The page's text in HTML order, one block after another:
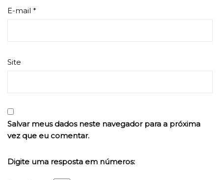
E-mail *
Site
Salvar meus dados neste navegador para a próxima
vez que eu comentar.
Digite uma resposta em números: